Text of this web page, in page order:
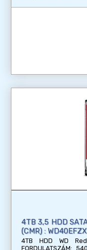
4TB 3,5 HDD
(CMR) : WD40EFZX
4TB HDD WD
FORDULATSZÁM: